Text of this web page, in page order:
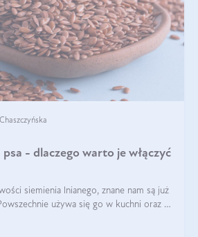
psa - dlaczego warto je włączyć
siemienia lnianego, znane nam są już
używa się go w kuchni oraz w